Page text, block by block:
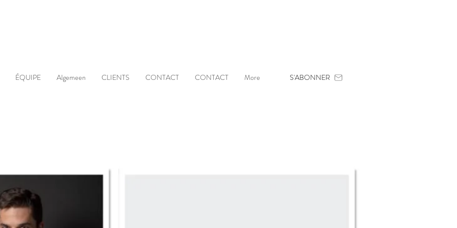
ÉQUIPE Algemeen CLIENTS CONTACT CONTACT More S'ABONNER